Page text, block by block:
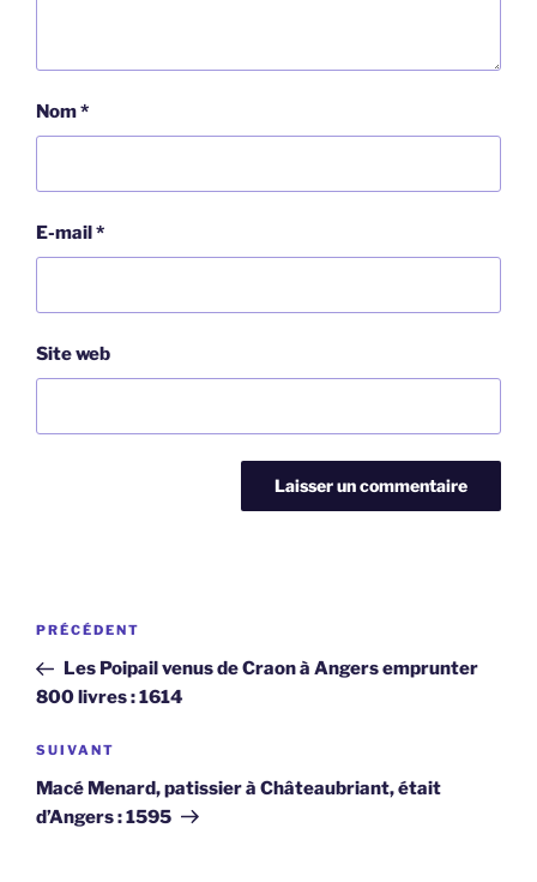
Nom*
E-mail*
Site web
Navigation
l’article
Article
précédent
PRÉCÉDENT
Les Poipail venus de Craon à Angers emprunter
800 livres : 1614
Article
suivant
SUIVANT
Macé Menard, patissier à Châteaubriant, était
d’Angers : 1595